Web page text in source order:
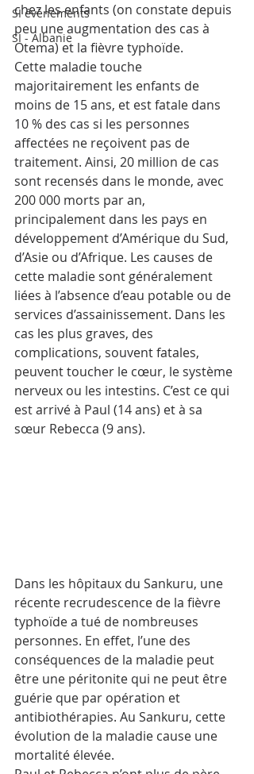
SI évènements
SI - Albanie
chez les enfants (on constate depuis
peu une augmentation des cas à
Otema) et la fièvre typhoïde.
Cette maladie touche
majoritairement les enfants de
moins de 15 ans, et est fatale dans
10 % des cas si les personnes
affectées ne reçoivent pas de
traitement. Ainsi, 20 million de cas
sont recensés dans le monde, avec
200 000 morts par an,
principalement dans les pays en
développement d’Amérique du Sud,
d’Asie ou d’Afrique. Les causes de
cette maladie sont généralement
liées à l’absence d’eau potable ou de
services d’assainissement. Dans les
cas les plus graves, des
complications, souvent fatales,
peuvent toucher le cœur, le système
nerveux ou les intestins. C’est ce qui
est arrivé à Paul (14 ans) et à sa
sœur Rebecca (9 ans).
Dans les hôpitaux du Sankuru, une
récente recrudescence de la fièvre
typhoïde a tué de nombreuses
personnes. En effet, l’une des
conséquences de la maladie peut
être une péritonite qui ne peut être
guérie que par opération et
antibiothérapies. Au Sankuru, cette
évolution de la maladie cause une
mortalité élevée.